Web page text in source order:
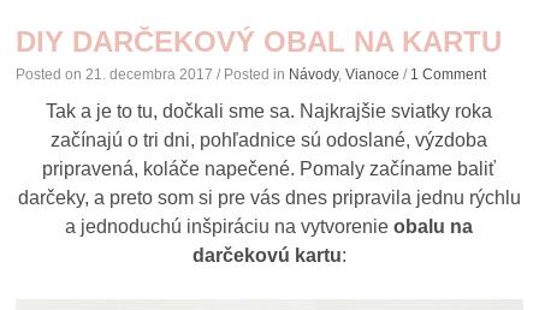
DIY DARČEKOVÝ OBAL NA KARTU
Posted on 21. decembra 2017 / Posted in Návody,Vianoce / 1 Comment
Tak a je to tu, dočkali sme sa. Najkrajšie sviatky roka
začínajú o tri dni, pohľadnice sú odoslané, výzdoba
pripravená, koláče napečené. Pomaly začíname baliť
darčeky, a preto som si pre vás dnes pripravila jednu rýchlu
a jednoduchú inšpiráciu na vytvorenieobalu na
darčekovú kartu: